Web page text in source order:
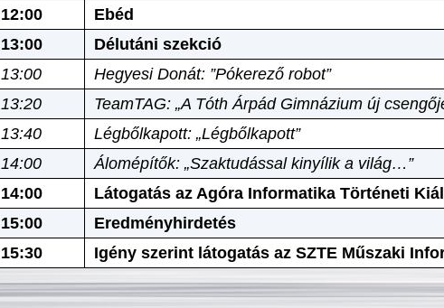
12:00
Ebéd
13:00
Délutáni szekció
13:00
Hegyesi Donát: ”Pókerező robot”
13:20
TeamTAG: „A Tóth Árpád Gimnázium új
13:40
Légbőlkapott: „Légbőlkapott”
14:00
Álomépítők: „Szaktudással kinyílik a világ…”
14:00
Látogatás az Agóra Informatika Történeti
15:00
Eredményhirdetés
15:30
Igény szerint látogatás az SZTE Műszaki